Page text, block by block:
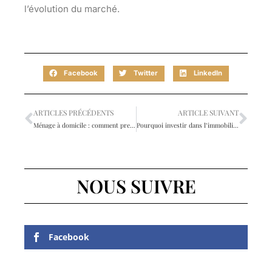
l’évolution du marché.
Facebook Twitter LinkedIn
ARTICLES PRÉCÉDENTS ARTICLE SUIVANT
NOUS SUIVRE
Facebook